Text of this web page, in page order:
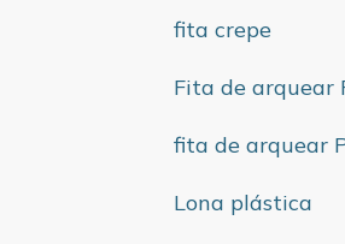
fita crepe
Fita de arquear
fita de arquear
Lona plástica